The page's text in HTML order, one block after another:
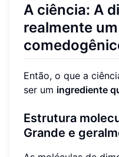
A ciência: A
realmente
Então, o que a
ser um ingrediente
Estrutura
Grande e